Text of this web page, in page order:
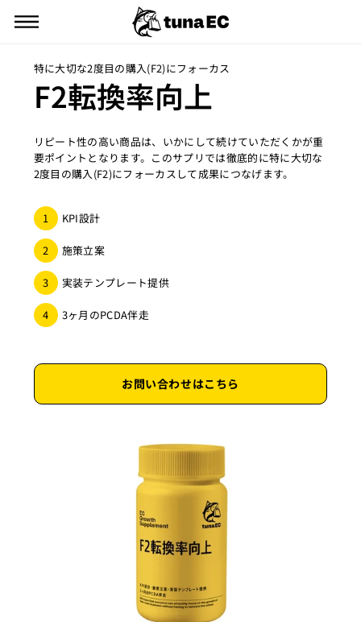
メニュー
特に大切な2度目の購入(F2)にフォーカス
F2転換率向上
リピート性の高い商品は、いかにして続けていただくかが重
要ポイントとなります。このサプリでは徹底的に特に大切な
2度目の購入(F2)にフォーカスして成果につなげます。
1 KPI設計
2 施策立案
3 実装テンプレート提供
4 3ヶ月のPCDA伴走
お問い合わせはこちら